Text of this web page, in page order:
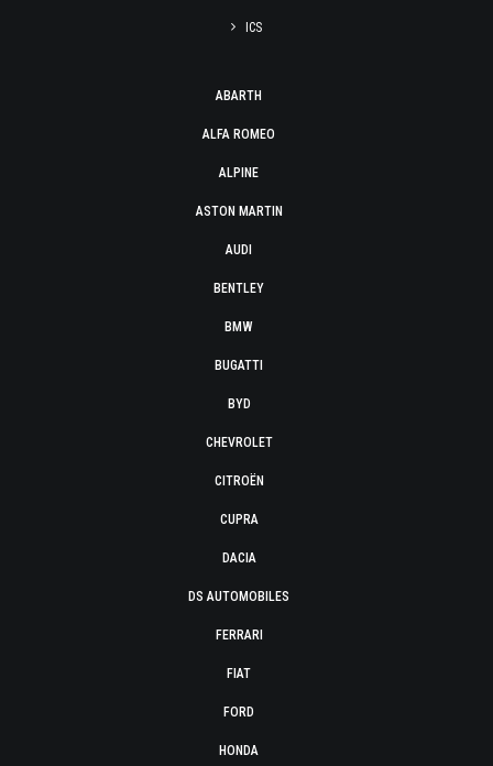
ICS
ABARTH
ALFA ROMEO
ALPINE
ASTON MARTIN
AUDI
BENTLEY
BMW
BUGATTI
BYD
CHEVROLET
CITROËN
CUPRA
DACIA
DS AUTOMOBILES
FERRARI
FIAT
FORD
HONDA